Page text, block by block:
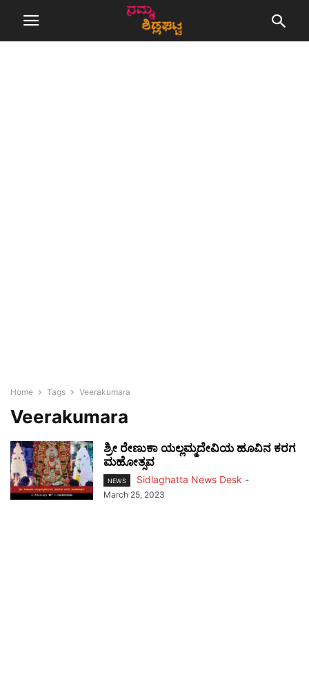
Home Tags Veerakumara
Veerakumara
ಶ್ರೀ ರೇಣುಕಾ ಯಲ್ಲಮ್ಮದೇವಿಯ ಹೂವಿನ ಕರಗ
ಮಹೋತ್ಸವ
NEWS Sidlaghatta News Desk -
March 25, 2023